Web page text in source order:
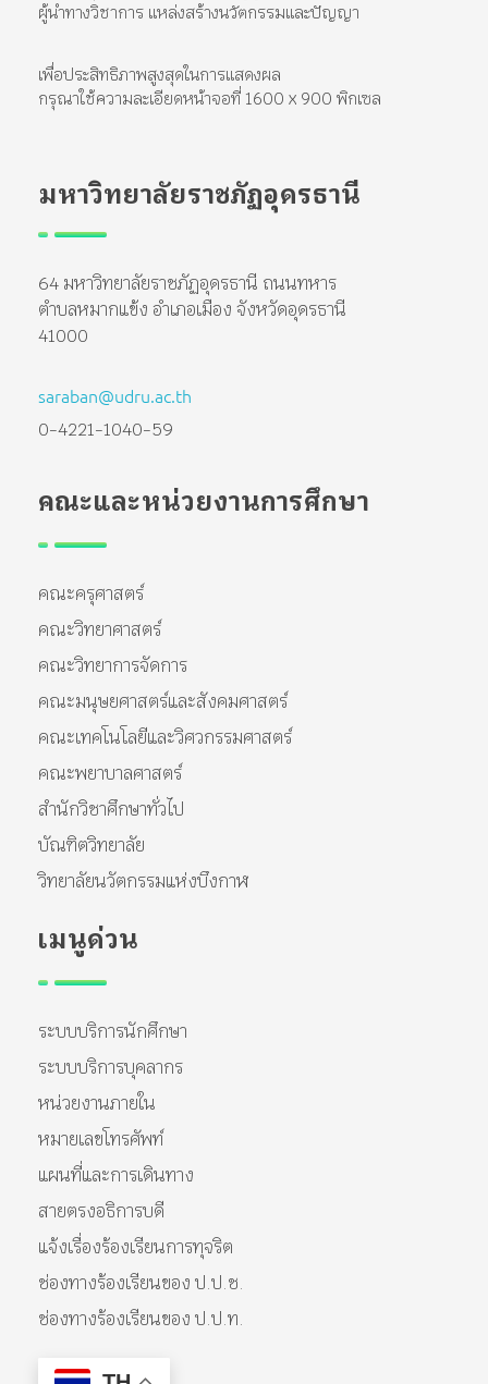
ผู้นำทางวิชาการ แหล่งสร้างนวัตกรรมและปัญญา
เพื่อประสิทธิภาพสูงสุดในการแสดงผล
กรุณาใช้ความละเอียดหน้าจอที่ 1600 x 900 พิกเซล
มหาวิทยาลัยราชภัฏอุดรธานี
64 มหาวิทยาลัยราชภัฏอุดรธานี ถนนทหาร
ตำบลหมากแข้ง อำเภอเมือง จังหวัดอุดรธานี
41000
saraban@udru.ac.th
0-4221-1040-59
คณะและหน่วยงานการศึกษา
คณะครุศาสตร์
คณะวิทยาศาสตร์
คณะวิทยาการจัดการ
คณะมนุษยศาสตร์และสังคมศาสตร์
คณะเทคโนโลยีและวิศวกรรมศาสตร์
คณะพยาบาลศาสตร์
สำนักวิชาศึกษาทั่วไป
บัณฑิตวิทยาลัย
วิทยาลัยนวัตกรรมแห่งบึงกาฬ
เมนูด่วน
ระบบบริการนักศึกษา
ระบบบริการบุคลากร
หน่วยงานภายใน
หมายเลขโทรศัพท์
แผนที่และการเดินทาง
สายตรงอธิการบดี
แจ้งเรื่องร้องเรียนการทุจริต
ช่องทางร้องเรียนของ ป.ป.ช.
ช่องทางร้องเรียนของ ป.ป.ท.